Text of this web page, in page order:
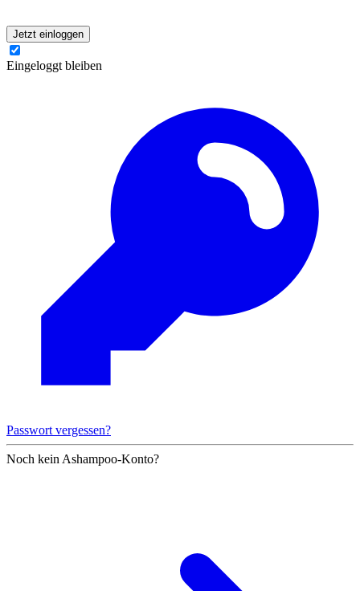
Jetzt einloggen
Eingeloggt bleiben
Passwort vergessen?
Noch kein Ashampoo-Konto?